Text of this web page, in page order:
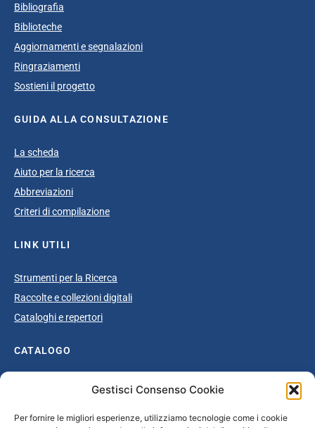
Gestisci Consenso Cookie
Per fornire le migliori esperienze, utilizziamo tecnologie come i cookie
Bibliografia
Biblioteche
Aggiornamenti e segnalazioni
Ringraziamenti
Sostieni il progetto
GUIDA ALLA CONSULTAZIONE
La scheda
Aiuto per la ricerca
Abbreviazioni
Criteri di compilazione
LINK UTILI
Strumenti per la Ricerca
Raccolte e collezioni digitali
Cataloghi e repertori
CATALOGO
Catalogo completo
Età giolittiana